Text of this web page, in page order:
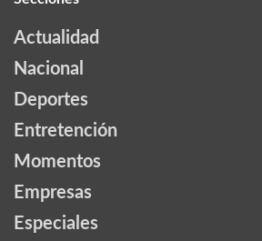
Actualidad
Nacional
Deportes
Entretención
Momentos
Empresas
Especiales